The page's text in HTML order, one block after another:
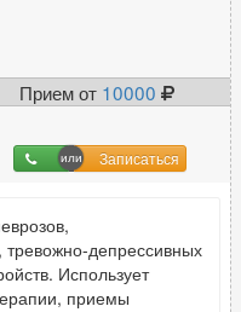
Прием от 10000
Записаться
тревожно-депрессивных
Использует
приемы